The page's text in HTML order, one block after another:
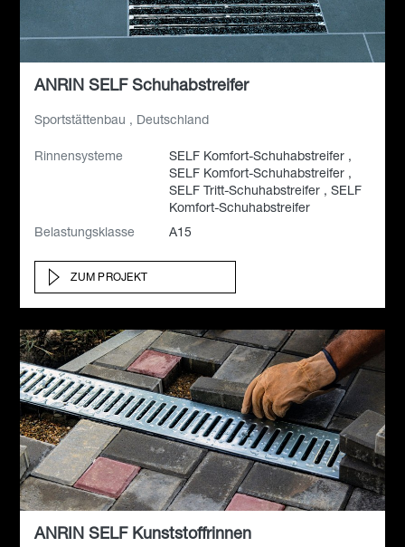
ANRIN SELF Schuhabstreifer
Sportstättenbau , Deutschland
Rinnensysteme
SELF Komfort-Schuhabstreifer ,
SELF Komfort-Schuhabstreifer ,
SELF Tritt-Schuhabstreifer , SELF
Komfort-Schuhabstreifer
Belastungsklasse
A15
ZUM PROJEKT
ANRIN SELF Kunststoffrinnen